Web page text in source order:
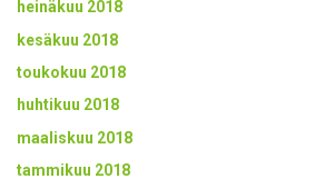
heinäkuu 2018
kesäkuu 2018
toukokuu 2018
huhtikuu 2018
maaliskuu 2018
tammikuu 2018